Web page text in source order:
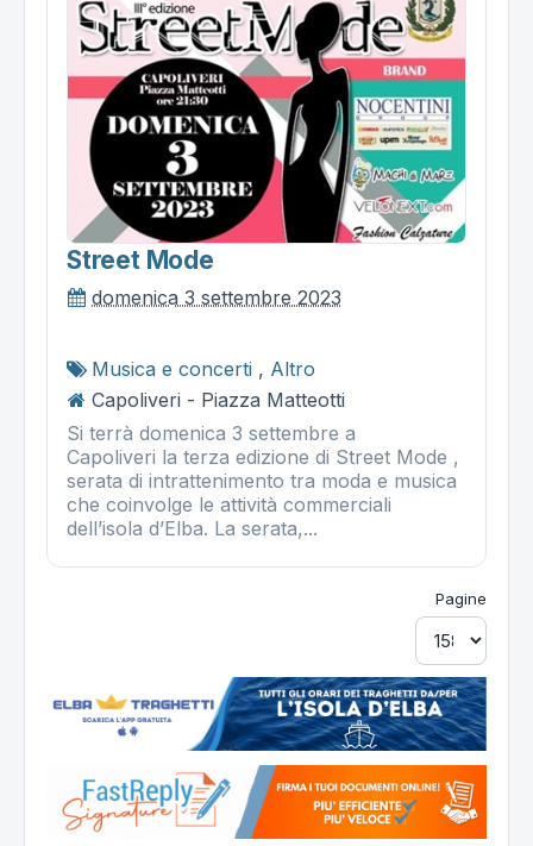
Street Mode
domenica 3 settembre 2023
Musica e concerti , Altro
Capoliveri - Piazza Matteotti
Si terrà domenica 3 settembre a
Capoliveri la terza edizione di Street Mode ,
serata di intrattenimento tra moda e musica
che coinvolge le attività commerciali
dell’isola d’Elba. La serata,...
Pagine